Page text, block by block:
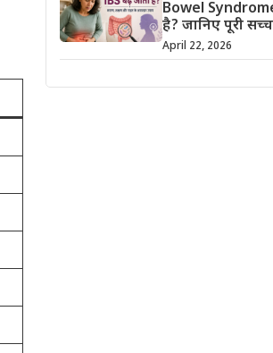
Bowel
है? जानिए पूरी
April 22, 2026